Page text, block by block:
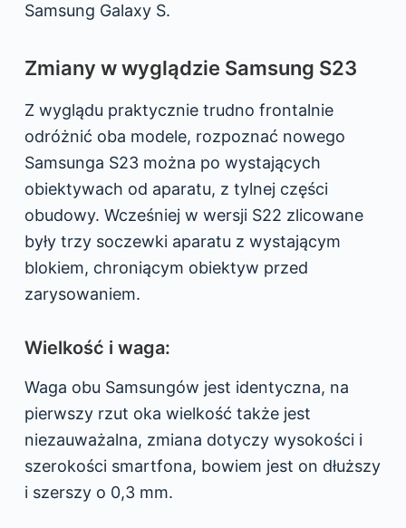
Samsung Galaxy S.
Zmiany w wyglądzie Samsung S23
Z wyglądu praktycznie trudno frontalnie
odróżnić oba modele, rozpoznać nowego
Samsunga S23 można po wystających
obiektywach od aparatu, z tylnej części
obudowy. Wcześniej w wersji S22 zlicowane
były trzy soczewki aparatu z wystającym
blokiem, chroniącym obiektyw przed
zarysowaniem.
Wielkość i waga:
Waga obu Samsungów jest identyczna, na
pierwszy rzut oka wielkość także jest
niezauważalna, zmiana dotyczy wysokości i
szerokości smartfona, bowiem jest on dłuższy
i szerszy o 0,3 mm.